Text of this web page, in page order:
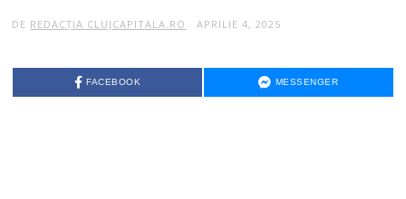
DE REDACȚIA CLUJCAPITALA.RO APRILIE 4, 2025
FACEBOOK MESSENGER